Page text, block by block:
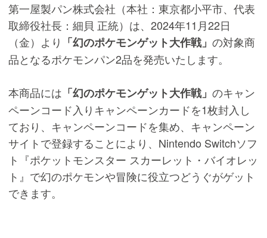
第一屋製パン株式会社（本社：東京都小平市、代表
取締役社長：細貝 正統）は、2024年11月22日
（金）より 「幻のポケモンゲット大作戦」 の対象商
品となるポケモンパン2品を発売いたします。
本商品には 「幻のポケモンゲット大作戦」 のキャン
ペーンコード入りキャンペーンカードを1枚封入し
ており、キャンペーンコードを集め、キャンペーン
サイトで登録することにより、Nintendo Switchソフ
ト『ポケットモンスター スカーレット・バイオレッ
ト』で幻のポケモンや冒険に役立つどうぐがゲット
できます。